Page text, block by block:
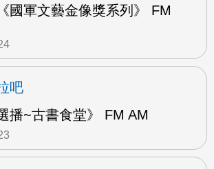
國軍文藝金像獎系列》 FM
吧
播~古書食堂》 FM AM